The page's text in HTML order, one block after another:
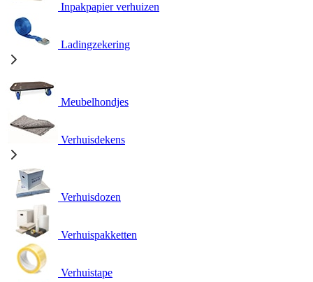
Inpakpapier verhuizen
Ladingzekering
Meubelhondjes
Verhuisdekens
Verhuisdozen
Verhuispakketten
Verhuistape